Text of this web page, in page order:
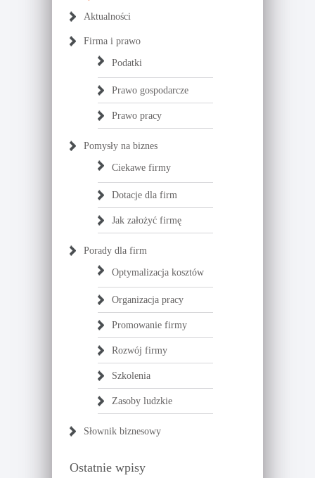
Aktualności
Firma i prawo
Podatki
Prawo gospodarcze
Prawo pracy
Pomysły na biznes
Ciekawe firmy
Dotacje dla firm
Jak założyć firmę
Porady dla firm
Optymalizacja kosztów
Organizacja pracy
Promowanie firmy
Rozwój firmy
Szkolenia
Zasoby ludzkie
Słownik biznesowy
Ostatnie wpisy